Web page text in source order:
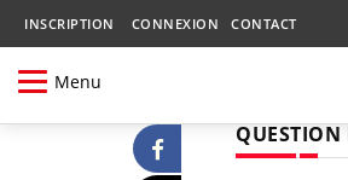
INSCRIPTION CONNEXION CONTACT
Menu
QUESTION